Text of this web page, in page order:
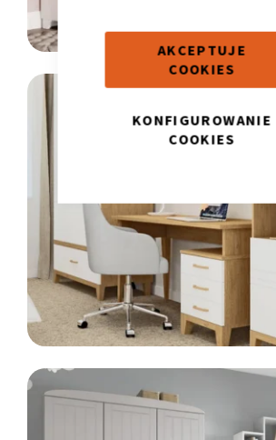
AKCEPTUJE
COOKIES
KONFIGUROWANIE
COOKIES
LINIA
RESTYLE